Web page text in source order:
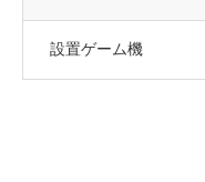
設置ゲーム機